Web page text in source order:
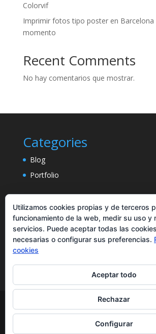
Colorvif
Imprimir fotos tipo poster en Barcelona
momento
Recent Comments
No hay comentarios que mostrar.
Categories
Blog
Portfolio
Elegant Themes
Utilizamos cookies propias y de terceros
funcionamiento de la web, medir su uso y
servicios. Puede aceptar todas las
necesarias o configurar sus preferencias.
cookies
Aceptar todo
Rechazar
Configurar